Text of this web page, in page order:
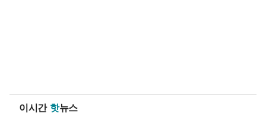
이시간 핫뉴스